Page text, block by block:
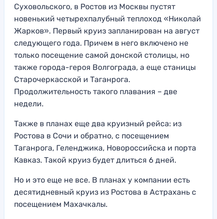
Суховольского, в Ростов из Москвы пустят
новенький четырехпалубный теплоход «Николай
Жарков». Первый круиз запланирован на август
следующего года. Причем в него включено не
только посещение самой донской столицы, но
также города-героя Волгограда, а еще станицы
Старочеркасской и Таганрога.
Продолжительность такого плавания – две
недели.
Также в планах еще два круизный рейса: из
Ростова в Сочи и обратно, с посещением
Таганрога, Геленджика, Новороссийска и порта
Кавказ. Такой круиз будет длиться 6 дней.
Но и это еще не все. В планах у компании есть
десятидневный круиз из Ростова в Астрахань с
посещением Махачкалы.